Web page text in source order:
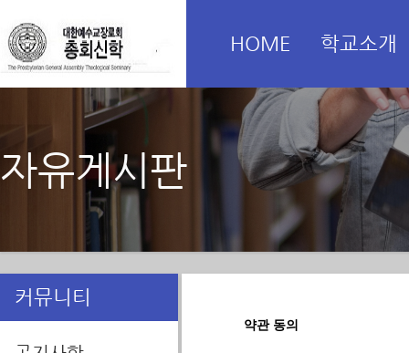
HOME 학교소개
자유게시판
커뮤니티
약관 동의